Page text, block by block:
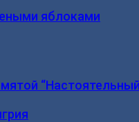
яблоками